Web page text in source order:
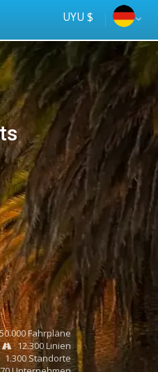
UYU $
online
Fahrpläne
12.300 Linien
1.300 Standorte